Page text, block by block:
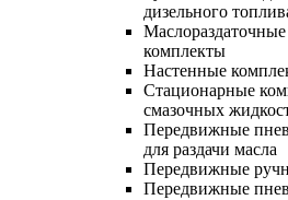
дизельного
комплекты
Настенные
Стационарные
смазочных
Передвижные
для раздачи масла
Передвижные
Передвижные